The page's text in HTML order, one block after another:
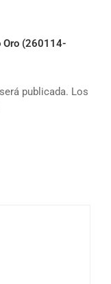
Oro (260114-
publicada. Los